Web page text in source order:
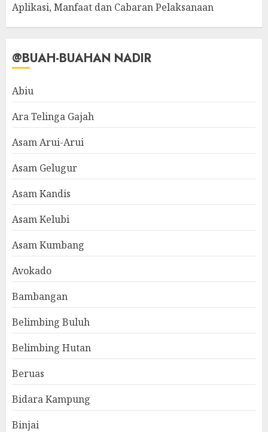
Aplikasi, Manfaat dan Cabaran Pelaksanaan
@BUAH-BUAHAN NADIR
Abiu
Ara Telinga Gajah
Asam Arui-Arui
Asam Gelugur
Asam Kandis
Asam Kelubi
Asam Kumbang
Avokado
Bambangan
Belimbing Buluh
Belimbing Hutan
Beruas
Bidara Kampung
Binjai